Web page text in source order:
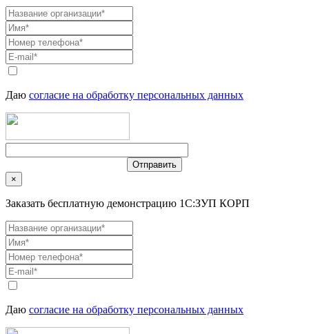
Даю согласие на обработку персональных данных
×
Заказать бесплатную демонстрацию 1С:ЗУП КОРП
Даю согласие на обработку персональных данных